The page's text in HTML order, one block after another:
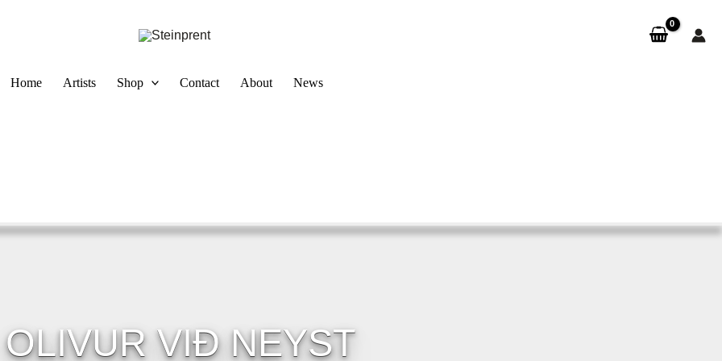
Home Artists Shop Contact About News
OLIVUR VIÐ NEYST